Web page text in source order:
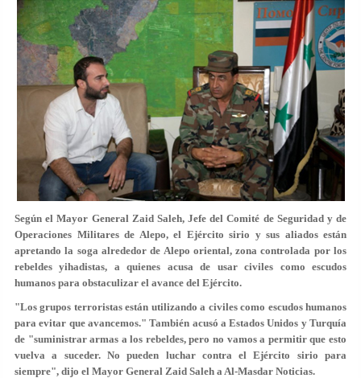
Según el Mayor General Zaid Saleh, Jefe del Comité de Seguridad y de
Operaciones Militares de Alepo, el Ejército sirio y sus aliados están
apretando la soga alrededor de Alepo oriental, zona controlada por los
rebeldes yihadistas, a quienes acusa de usar civiles como escudos
humanos para obstaculizar el avance del Ejército.
"Los grupos terroristas están utilizando a civiles como escudos humanos
para evitar que avancemos." También acusó a Estados Unidos y Turquía
de "suministrar armas a los rebeldes, pero no vamos a permitir que esto
vuelva a suceder. No pueden luchar contra el Ejército sirio para
siempre", dijo el Mayor General Zaid Saleh a Al-Masdar Noticias.